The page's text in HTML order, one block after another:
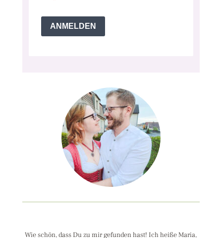
ANMELDEN
Wie schön, dass Du zu mir gefunden hast! Ich heiße Maria,